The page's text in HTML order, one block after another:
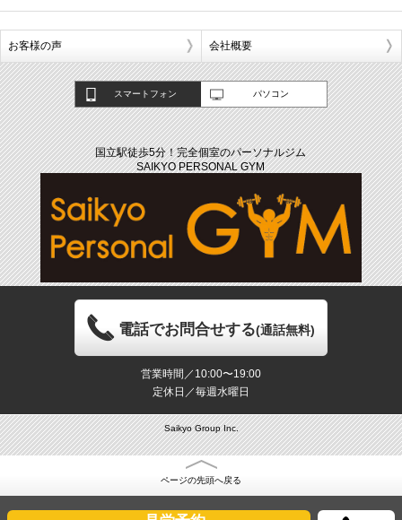
お客様の声 会社概要
スマートフォン パソコン
国立駅徒歩5分！完全個室のパーソナルジム
SAIKYO PERSONAL GYM
電話でお問合せする(通話無料)
営業時間／10:00〜19:00
定休日／毎週水曜日
Saikyo Group Inc.
ページの先頭へ戻る